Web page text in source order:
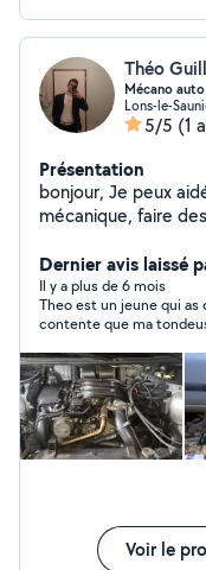
Théo
Mécano
Lons-le-
5/5 (1
Présentation
bonjour, Je peux
mécanique, faire
Dernier avis laissé
Il y a plus de 6 mois
Theo est un jeune qui
contente que ma
Voir le